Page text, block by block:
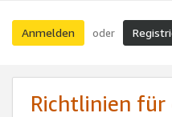
Anmelden oder
Richtlinien für